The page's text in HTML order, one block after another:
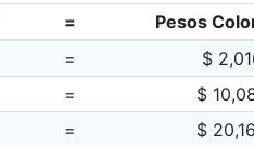
=
Pesos
= $
= $
= $